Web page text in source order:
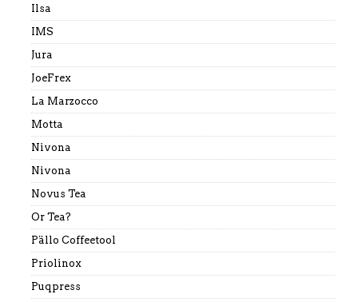
Ilsa
IMS
Jura
JoeFrex
La Marzocco
Motta
Nivona
Nivona
Novus Tea
Or Tea?
Pällo Coffeetool
Priolinox
Puqpress